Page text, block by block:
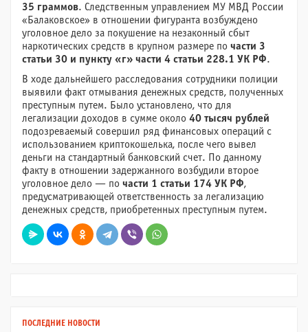
35 граммов. Следственным управлением МУ МВД России
«Балаковское» в отношении фигуранта возбуждено
уголовное дело за покушение на незаконный сбыт
наркотических средств в крупном размере по части 3
статьи 30 и пункту «г» части 4 статьи 228.1 УК РФ.
В ходе дальнейшего расследования сотрудники полиции
выявили факт отмывания денежных средств, полученных
преступным путем. Было установлено, что для
легализации доходов в сумме около 40 тысяч рублей
подозреваемый совершил ряд финансовых операций с
использованием криптокошелька, после чего вывел
деньги на стандартный банковский счет. По данному
факту в отношении задержанного возбудили второе
уголовное дело — по части 1 статьи 174 УК РФ,
предусматривающей ответственность за легализацию
денежных средств, приобретенных преступным путем.
ПОСЛЕДНИЕ НОВОСТИ